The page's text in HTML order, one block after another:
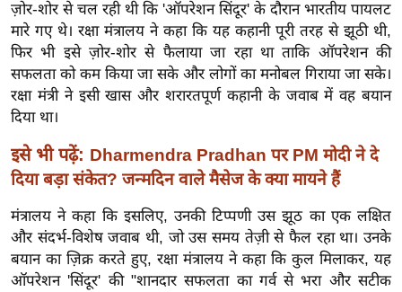
यं
ग
इं
डि
या
हि
त्य
ज
ग
त
ऑ
ज़ोर-शोर से चल रही थी कि 'ऑपरेशन सिंदूर' के दौरान भारतीय पायलट
मारे गए थे। रक्षा मंत्रालय ने कहा कि यह कहानी पूरी तरह से झूठी थी,
फिर भी इसे ज़ोर-शोर से फैलाया जा रहा था ताकि ऑपरेशन की
सफलता को कम किया जा सके और लोगों का मनोबल गिराया जा सके।
रक्षा मंत्री ने इसी खास और शरारतपूर्ण कहानी के जवाब में वह बयान
दिया था।
इसे भी पढ़ें: Dharmendra Pradhan पर PM मोदी ने दे
दिया बड़ा संकेत? जन्मदिन वाले मैसेज के क्या मायने हैं
मंत्रालय ने कहा कि इसलिए, उनकी टिप्पणी उस झूठ का एक लक्षित
और संदर्भ-विशेष जवाब थी, जो उस समय तेज़ी से फैल रहा था। उनके
बयान का ज़िक्र करते हुए, रक्षा मंत्रालय ने कहा कि कुल मिलाकर, यह
ऑपरेशन 'सिंदूर' की "शानदार सफलता का गर्व से भरा और सटीक